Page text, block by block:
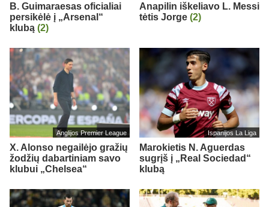
B. Guimaraesas oficialiai
persikėlė į „Arsenal“
klubą (2)
Anapilin iškeliavo L. Messi
tėtis Jorge (2)
Anglijos Premier League
X. Alonso negailėjo gražių
žodžių dabartiniam savo
klubui „Chelsea“
Ispanijos La Liga
Marokietis N. Aguerdas
sugrįš į „Real Sociedad“
klubą